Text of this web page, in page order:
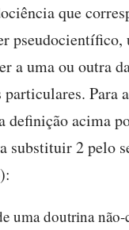
que
pseudocientífico,
a uma ou outra
Para
definição acima
substituir 2 pelo
uma doutrina